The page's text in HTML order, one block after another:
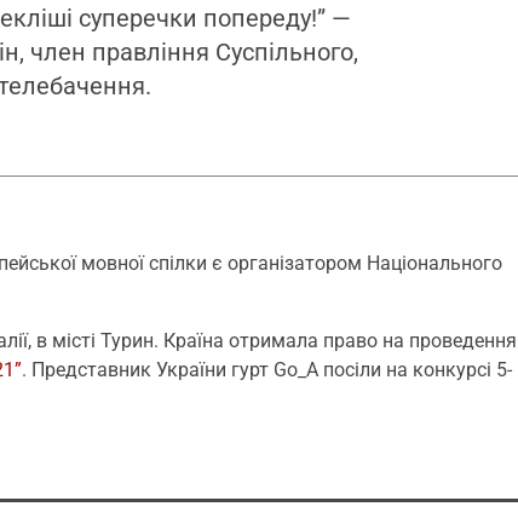
суперечки попереду!” —
член правління Суспільного,
мовної спілки є організатором Національного
в місті Турин. Країна отримала право на проведення
. Представник України гурт Go_A посіли на конкурсі 5-